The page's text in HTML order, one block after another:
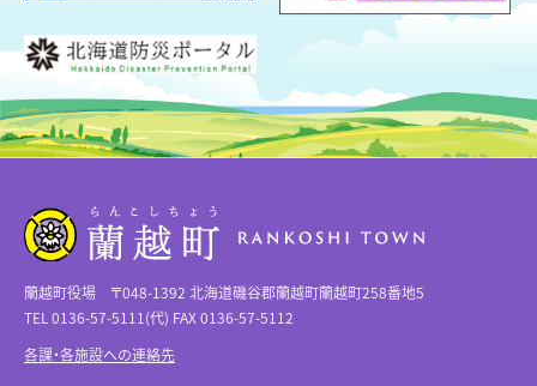
蘭越町役場 〒048-1392 北海道磯谷郡蘭越町蘭越町258番地5
TEL 0136-57-5111(代) FAX 0136-57-5112
各課・各施設への連絡先